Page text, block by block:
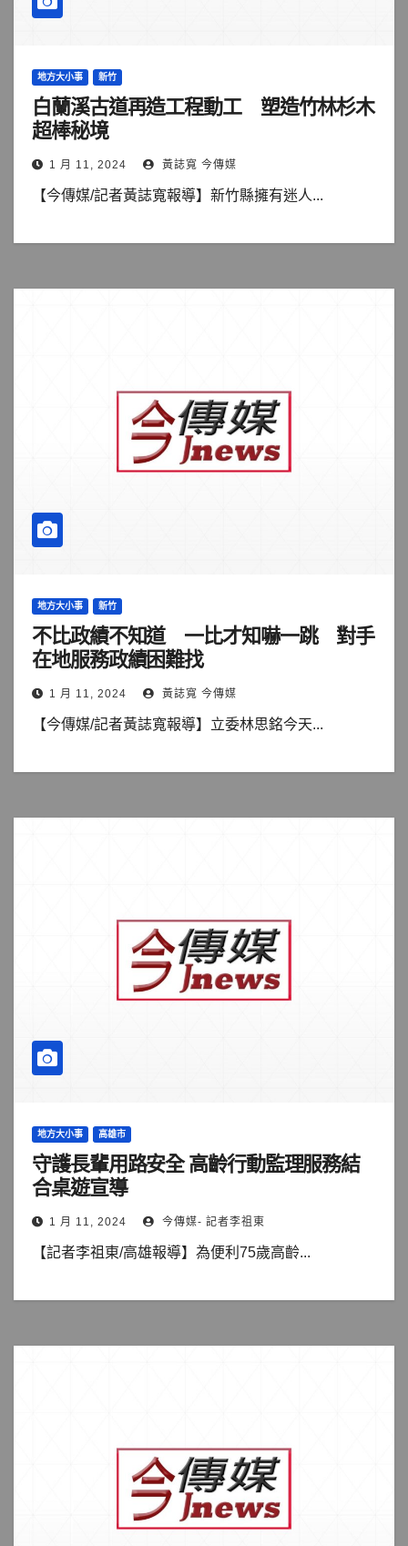
地方大小事 新竹
白蘭溪古道再造工程動工 塑造竹林杉木
超棒秘境
1 月 11, 2024 黃誌寬 今傳媒
【今傳媒/記者黃誌寬報導】新竹縣擁有迷人...
地方大小事 新竹
不比政績不知道 一比才知嚇一跳 對手
在地服務政績困難找
1 月 11, 2024 黃誌寬 今傳媒
【今傳媒/記者黃誌寬報導】立委林思銘今天...
地方大小事 高雄市
守護長輩用路安全 高齡行動監理服務結
合桌遊宣導
1 月 11, 2024 今傳媒- 記者李祖東
【記者李祖東/高雄報導】為便利75歲高齡...